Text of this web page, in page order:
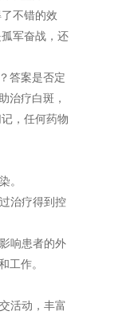
不错的效
军奋战，还
答案是否定
治疗白斑，
，任何药物
。
治疗得到控
响患者的外
工作。
活动，丰富